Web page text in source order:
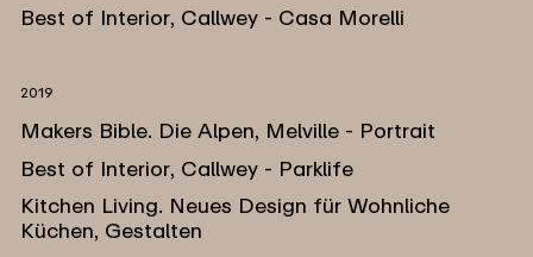
Best of Interior, Callwey - Casa Morelli
2019
Makers Bible. Die Alpen, Melville - Portrait
Best of Interior, Callwey - Parklife
Kitchen Living. Neues Design für Wohnliche
Küchen, Gestalten